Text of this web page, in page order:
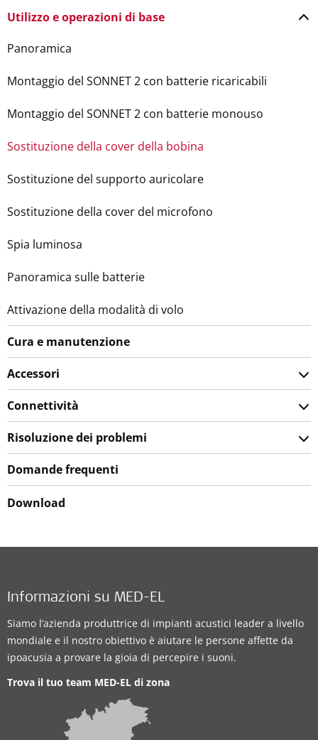
Utilizzo e operazioni di base
Panoramica
Montaggio del SONNET 2 con batterie ricaricabili
Montaggio del SONNET 2 con batterie monouso
Sostituzione della cover della bobina
Sostituzione del supporto auricolare
Sostituzione della cover del microfono
Spia luminosa
Panoramica sulle batterie
Attivazione della modalità di volo
Cura e manutenzione
Accessori
Connettività
Risoluzione dei problemi
Domande frequenti
Download
Informazioni su MED-EL
Siamo l’azienda produttrice di impianti acustici leader a livello
mondiale e il nostro obiettivo è aiutare le persone affette da
ipoacusia a provare la gioia di percepire i suoni.
Trova il tuo team MED-EL di zona